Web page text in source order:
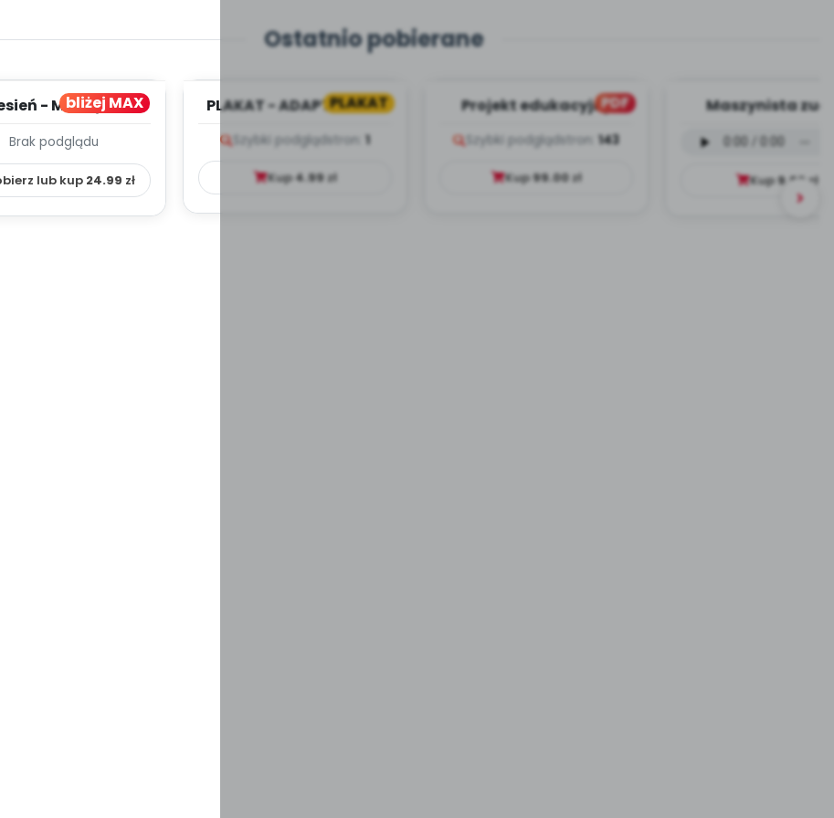
Ostatnio pobierane
bliżej MAX
- MIESIĘCZNY
–
DYDAKTYC...
Brak podglądu
lub kup 24.99 zł
PLAKAT
PLAKAT - ADAPTACJA -
Szybki podgląd stron: 1
Kup4.99zł
PDF
Projekt edukacyjny
Szybki podgląd stron: 143
Kup99.00zł
Maszynista
mp3)
Kup9.99 zł